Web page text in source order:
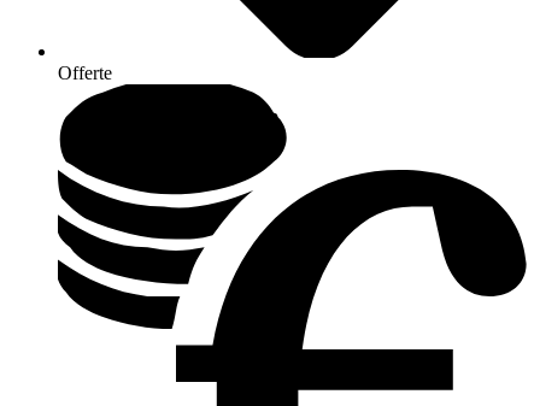
Offerte